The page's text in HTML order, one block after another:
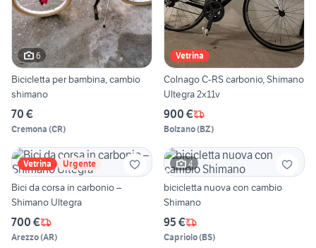
6
Bicicletta per bambina, cambio
shimano
70 €
Cremona (CR)
Vetrina
Colnago C-RS carbonio, Shimano
Ultegra 2x11v
900 €
Bolzano(BZ)
Vetrina Urgente
Bici da corsa in carbonio –
Shimano Ultegra
700 €
Arezzo(AR)
4
bicicletta nuova con cambio
Shimano
95 €
Capriolo(BS)